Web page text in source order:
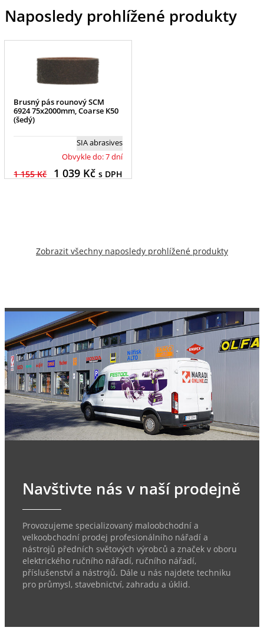
Naposledy prohlížené produkty
Brusný pás rounový SCM
6924 75x2000mm, Coarse K50
(šedý)
SIA abrasives
Obvykle do: 7 dní
1 155 Kč 1 039Kč s DPH
Zobrazit všechny naposledy prohlížené produkty
Navštivte nás v naší prodejně
Provozujeme specializovaný maloobchodní a
velkoobchodní prodej profesionálního nářadí a
nástrojů předních světových výrobců a značek v oboru
elektrického ručního nářadí, ručního nářadí,
příslušenství a nástrojů. Dále u nás najdete techniku
pro průmysl, stavebnictví, zahradu a úklid.